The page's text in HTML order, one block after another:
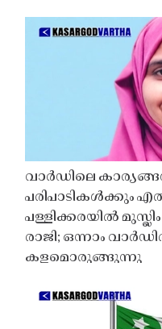
വാർഡിലെ
പരിപാടികൾക്കും
പള്ളിക്കരയിൽ
രാജി; ഒന്നാം
കളമൊരുങ്ങുന്നു